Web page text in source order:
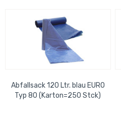
Abfallsack 120 Ltr. blau EURO
Typ 80 (Karton=250 Stck)